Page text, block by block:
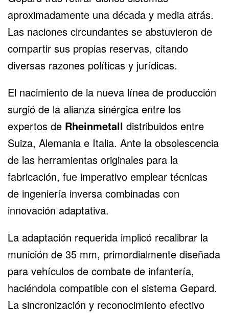
aproximadamente una década y media atrás.
Las naciones circundantes se abstuvieron de
compartir sus propias reservas, citando
diversas razones políticas y jurídicas.
El nacimiento de la nueva línea de producción
surgió de la alianza sinérgica entre los
expertos de Rheinmetall distribuidos entre
Suiza, Alemania e Italia. Ante la obsolescencia
de las herramientas originales para la
fabricación, fue imperativo emplear técnicas
de ingeniería inversa combinadas con
innovación adaptativa.
La adaptación requerida implicó recalibrar la
munición de 35 mm, primordialmente diseñada
para vehículos de combate de infantería,
haciéndola compatible con el sistema Gepard.
La sincronización y reconocimiento efectivo